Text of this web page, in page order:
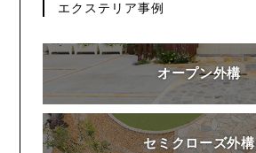
エクステリア事例
オープン外構
セミクローズ外構